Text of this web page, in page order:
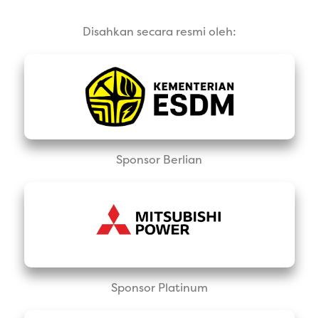
Disahkan secara resmi oleh:
Sponsor Berlian
Sponsor Platinum